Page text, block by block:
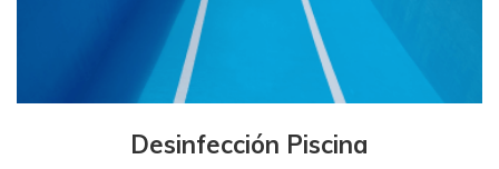
Desinfección Piscina